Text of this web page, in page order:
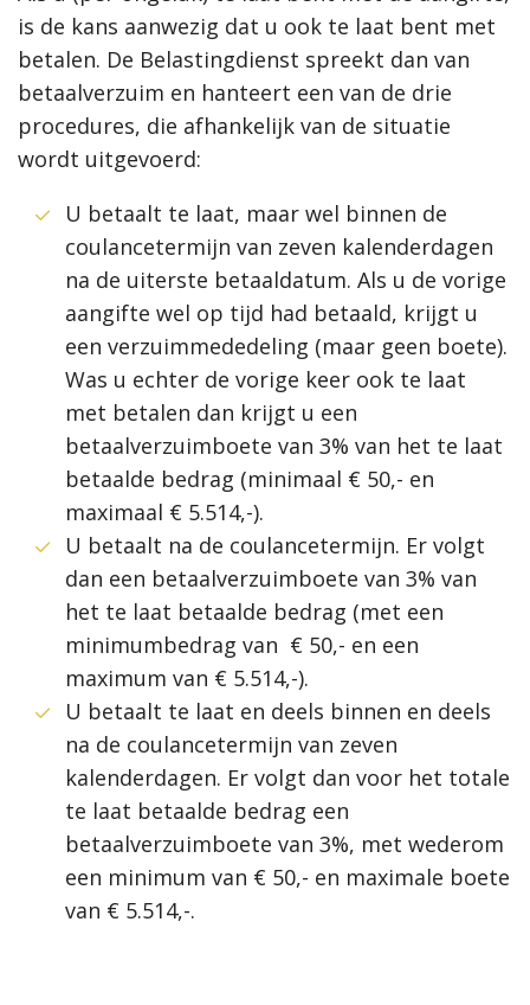
is de kans aanwezig dat u ook te laat bent met
betalen. De Belastingdienst spreekt dan van
betaalverzuim en hanteert een van de drie
procedures, die afhankelijk van de situatie
wordt uitgevoerd:
U betaalt te laat, maar wel binnen de
coulancetermijn van zeven kalenderdagen
na de uiterste betaaldatum. Als u de vorige
aangifte wel op tijd had betaald, krijgt u
een verzuimmededeling (maar geen boete).
Was u echter de vorige keer ook te laat
met betalen dan krijgt u een
betaalverzuimboete van 3% van het te laat
betaalde bedrag (minimaal € 50,- en
maximaal € 5.514,-).
U betaalt na de coulancetermijn. Er volgt
dan een betaalverzuimboete van 3% van
het te laat betaalde bedrag (met een
minimumbedrag van € 50,- en een
maximum van € 5.514,-).
U betaalt te laat en deels binnen en deels
na de coulancetermijn van zeven
kalenderdagen. Er volgt dan voor het totale
te laat betaalde bedrag een
betaalverzuimboete van 3%, met wederom
een minimum van € 50,- en maximale boete
van € 5.514,-.